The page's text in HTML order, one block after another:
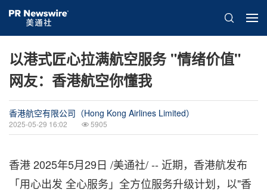
以港式匠心拉满航空服务 "情绪价值"
网友：香港航空你懂我
香港航空有限公司（Hong Kong Airlines Limited）
2025-05-29 16:02 5905
香港2025年5月29日 /美通社/ -- 近期，香港航发布
「用心出发 全心服务」全方位服务升级计划，以"香